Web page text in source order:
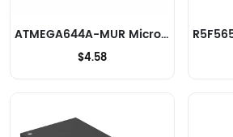
ATMEGA644A-MUR Microchip Technology Microcontrôleurs
$4.58